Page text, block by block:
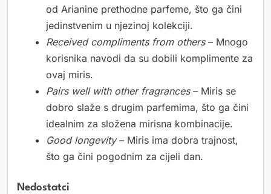
od Arianine prethodne parfeme, što ga čini
jedinstvenim u njezinoj kolekciji.
Received compliments from others– Mnogo
korisnika navodi da su dobili komplimente za
ovaj miris.
Pairs well with other fragrances– Miris se
dobro slaže s drugim parfemima, što ga čini
idealnim za složena mirisna kombinacije.
Good longevity– Miris ima dobra trajnost,
što ga čini pogodnim za cijeli dan.
Nedostatci